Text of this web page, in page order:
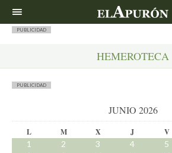
PUBLICIDAD
HEMEROTECA
PUBLICIDAD
JUNIO 2026
L M X J V
1 2 3 4 5